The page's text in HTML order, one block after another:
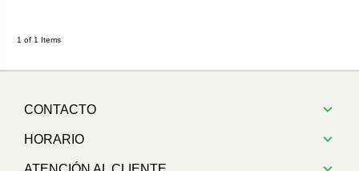
1 of 1 Items
CONTACTO
HORARIO